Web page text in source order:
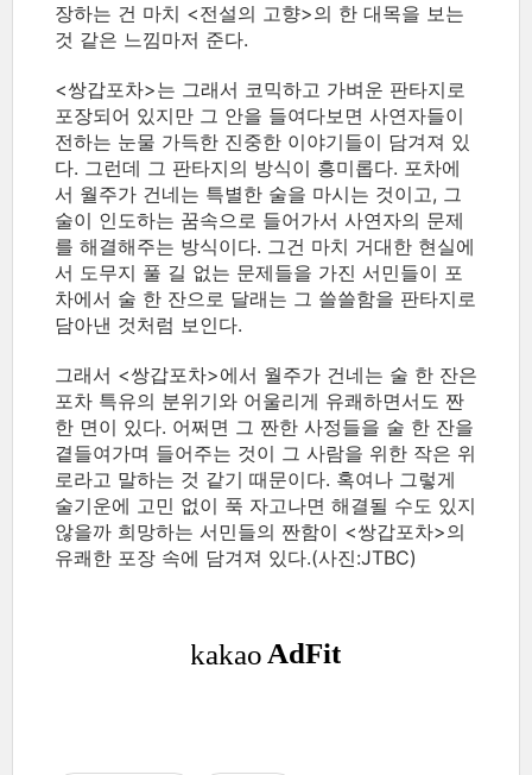
장하는 건 마치 <전설의 고향>의 한 대목을 보는
것 같은 느낌마저 준다.
<쌍갑포차>는 그래서 코믹하고 가벼운 판타지로
포장되어 있지만 그 안을 들여다보면 사연자들이
전하는 눈물 가득한 진중한 이야기들이 담겨져 있
다. 그런데 그 판타지의 방식이 흥미롭다. 포차에
서 월주가 건네는 특별한 술을 마시는 것이고, 그
술이 인도하는 꿈속으로 들어가서 사연자의 문제
를 해결해주는 방식이다. 그건 마치 거대한 현실에
서 도무지 풀 길 없는 문제들을 가진 서민들이 포
차에서 술 한 잔으로 달래는 그 쓸쓸함을 판타지로
담아낸 것처럼 보인다.
그래서 <쌍갑포차>에서 월주가 건네는 술 한 잔은
포차 특유의 분위기와 어울리게 유쾌하면서도 짠
한 면이 있다. 어쩌면 그 짠한 사정들을 술 한 잔을
곁들여가며 들어주는 것이 그 사람을 위한 작은 위
로라고 말하는 것 같기 때문이다. 혹여나 그렇게
술기운에 고민 없이 푹 자고나면 해결될 수도 있지
않을까 희망하는 서민들의 짠함이 <쌍갑포차>의
유쾌한 포장 속에 담겨져 있다.(사진:JTBC)